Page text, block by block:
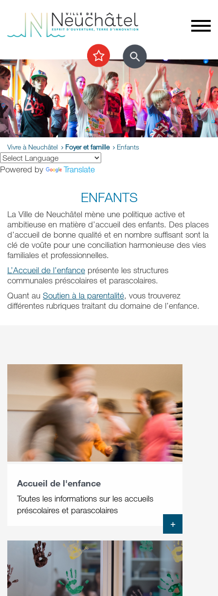
Vivre à Neuchâtel Foyer et famille Enfants
Powered by Translate
ENFANTS
La Ville de Neuchâtel mène une politique active et
ambitieuse en matière d’accueil des enfants. Des places
d’accueil de bonne qualité et en nombre suffisant sont la
clé de voûte pour une conciliation harmonieuse des vies
familiales et professionnelles.
L’Accueil de l’enfance présente les structures
communales préscolaires et parascolaires.
Quant au Soutien à la parentalité, vous trouverez
différentes rubriques traitant du domaine de l’enfance.
Accueil de l'enfance
Toutes les informations sur les accueils
préscolaires et parascolaires
+